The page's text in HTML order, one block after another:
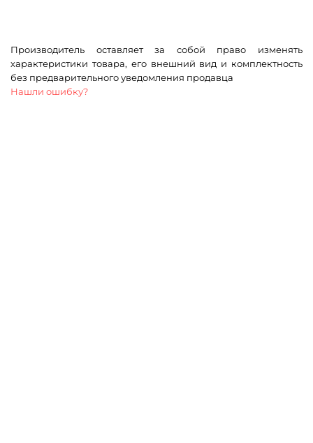
Производитель оставляет за собой право изменять
характеристики товара, его внешний вид и комплектность
без предварительного уведомления продавца
Нашли ошибку?